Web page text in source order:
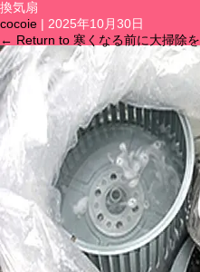
換気扇
cocoie
2025年10月30日
← Return to 寒くなる前に大掃除を